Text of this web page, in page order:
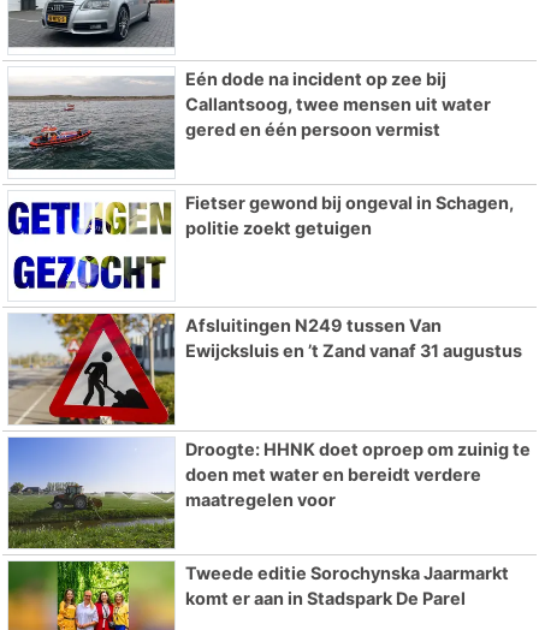
Eén dode na incident op zee bij
Callantsoog, twee mensen uit water
gered en één persoon vermist
Fietser gewond bij ongeval in Schagen,
politie zoekt getuigen
Afsluitingen N249 tussen Van
Ewijcksluis en ’t Zand vanaf 31 augustus
Droogte: HHNK doet oproep om zuinig te
doen met water en bereidt verdere
maatregelen voor
Tweede editie Sorochynska Jaarmarkt
komt er aan in Stadspark De Parel